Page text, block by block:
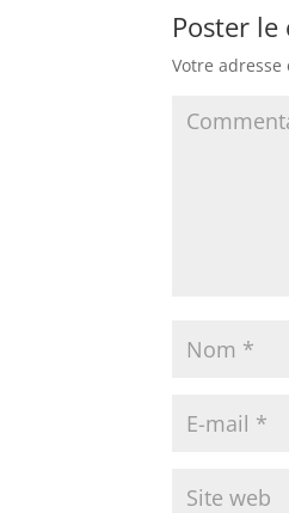
Poster
Votre